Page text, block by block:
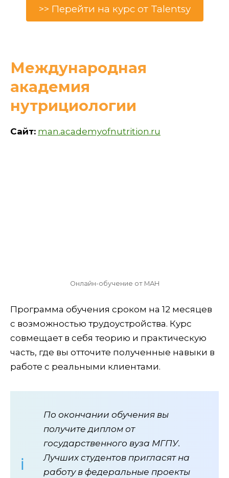
>> Перейти на курс от Talentsy
Международная
академия
нутрициологии
Сайт: man.academyofnutrition.ru
Онлайн-обучение от МАН
Программа обучения сроком на 12 месяцев
с возможностью трудоустройства. Курс
совмещает в себя теорию и практическую
часть, где вы отточите полученные навыки в
работе с реальными клиентами.
По окончании обучения вы
получите диплом от
государственного вуза МГПУ.
Лучших студентов пригласят на
работу в федеральные проекты